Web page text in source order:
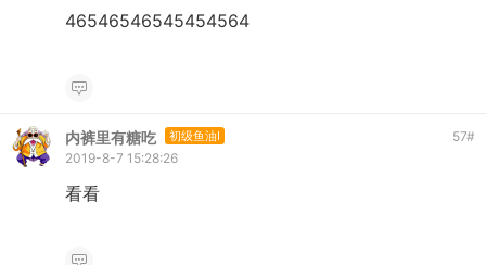
46546546545454564
内裤里有糖吃 初级鱼油I 57#
2019-8-7 15:28:26
看看